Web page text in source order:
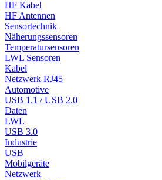
HF Kabel
HF Antennen
Sensortechnik
Näherungssensoren
Temperatursensoren
LWL Sensoren
Kabel
Netzwerk RJ45
Automotive
USB 1.1 / USB 2.0
Daten
LWL
USB 3.0
Industrie
USB
Mobilgeräte
Netzwerk